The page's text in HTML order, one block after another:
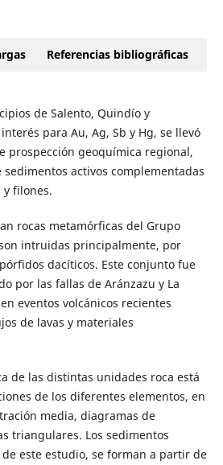
Referencias bibliográficas
de Salento, Quindío y
para Au, Ag, Sb y Hg, se llevó
prospección geoquímica regional,
activos complementadas
y filones.
rocas metamórficas del Grupo
intruidas principalmente, por
dacíticos. Este conjunto fue
por las fallas de Aránzazu y La
eventos volcánicos recientes
de lavas y materiales
de las distintas unidades roca está
de los diferentes elementos, en
media, diagramas de
triangulares. Los sedimentos
este estudio, se forman a partir de